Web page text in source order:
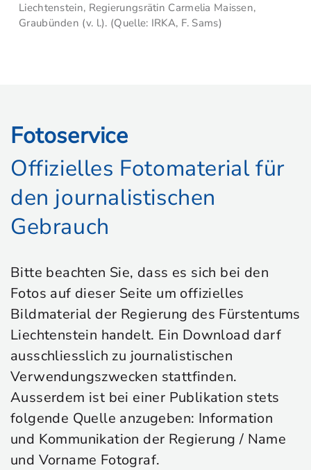
Liechtenstein, Regierungsrätin Carmelia Maissen,
Graubünden (v. l.). (Quelle: IRKA, F. Sams)
Fotoservice
Offizielles Fotomaterial für
den journalistischen
Gebrauch
Bitte beachten Sie, dass es sich bei den
Fotos auf dieser Seite um offizielles
Bildmaterial der Regierung des Fürstentums
Liechtenstein handelt. Ein Download darf
ausschliesslich zu journalistischen
Verwendungszwecken stattfinden.
Ausserdem ist bei einer Publikation stets
folgende Quelle anzugeben: Information
und Kommunikation der Regierung / Name
und Vorname Fotograf.